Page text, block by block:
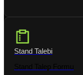
Stand Talebi